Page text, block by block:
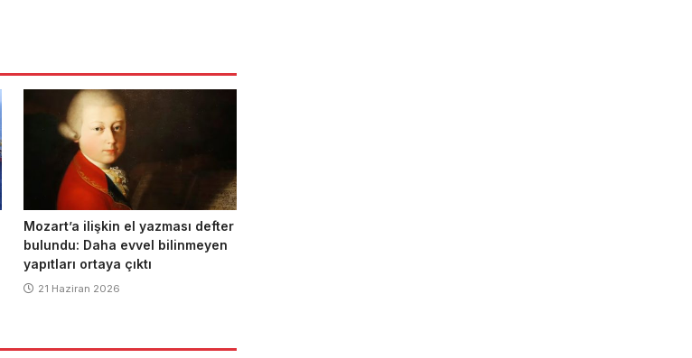
Mozart’a ilişkin el yazması defter
bulundu: Daha evvel bilinmeyen
yapıtları ortaya çıktı
21 Haziran 2026